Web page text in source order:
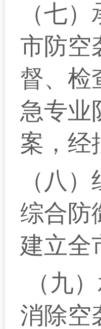
（七
市防空
督、检
急专业
案，经
（八
综合防
建立全
（九
消除空